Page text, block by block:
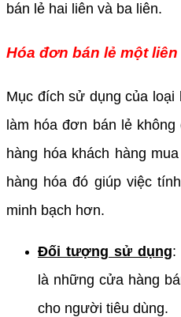
bán lẻ hai liên và ba liên.
Hóa đơn bán lẻ một liên
Mục đích sử dụng của
làm hóa đơn bán lẻ
hàng hóa khách hàng
hàng hóa đó giúp việc
minh bạch hơn.
Đối tượng sử dụng:
là những cửa hàng
cho người tiêu dùng.